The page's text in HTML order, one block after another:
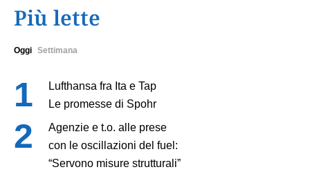
Più lette
Oggi Settimana
Lufthansa fra Ita e Tap
Le promesse di Spohr
Agenzie e t.o. alle prese
con le oscillazioni del fuel:
“Servono misure strutturali”